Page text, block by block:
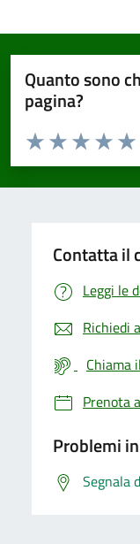
Quanto sono
pagina?
Valuta da 1 a 5 stelle la
Valuta
Valuta 3
Valuta 2 stelle
Valuta 1 stelle su 5
Contatta il
Leggi le
Richiedi
Chiama
Prenota
Problemi
Segnala